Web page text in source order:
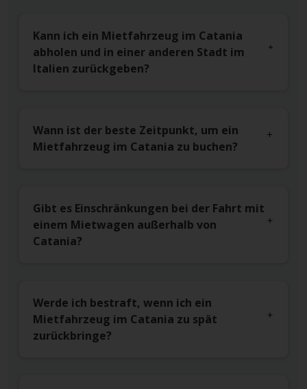
Kann ich ein Mietfahrzeug im Catania
abholen und in einer anderen Stadt im
Italien zurückgeben?
Wann ist der beste Zeitpunkt, um ein
Mietfahrzeug im Catania zu buchen?
Gibt es Einschränkungen bei der Fahrt mit
einem Mietwagen außerhalb von
Catania?
Werde ich bestraft, wenn ich ein
Mietfahrzeug im Catania zu spät
zurückbringe?